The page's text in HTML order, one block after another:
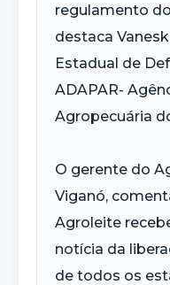
regulamento
destaca
Estadual de
ADAPAR-
Agropecuária
O gerente do
Viganó,
Agroleite
notícia da
de todos os